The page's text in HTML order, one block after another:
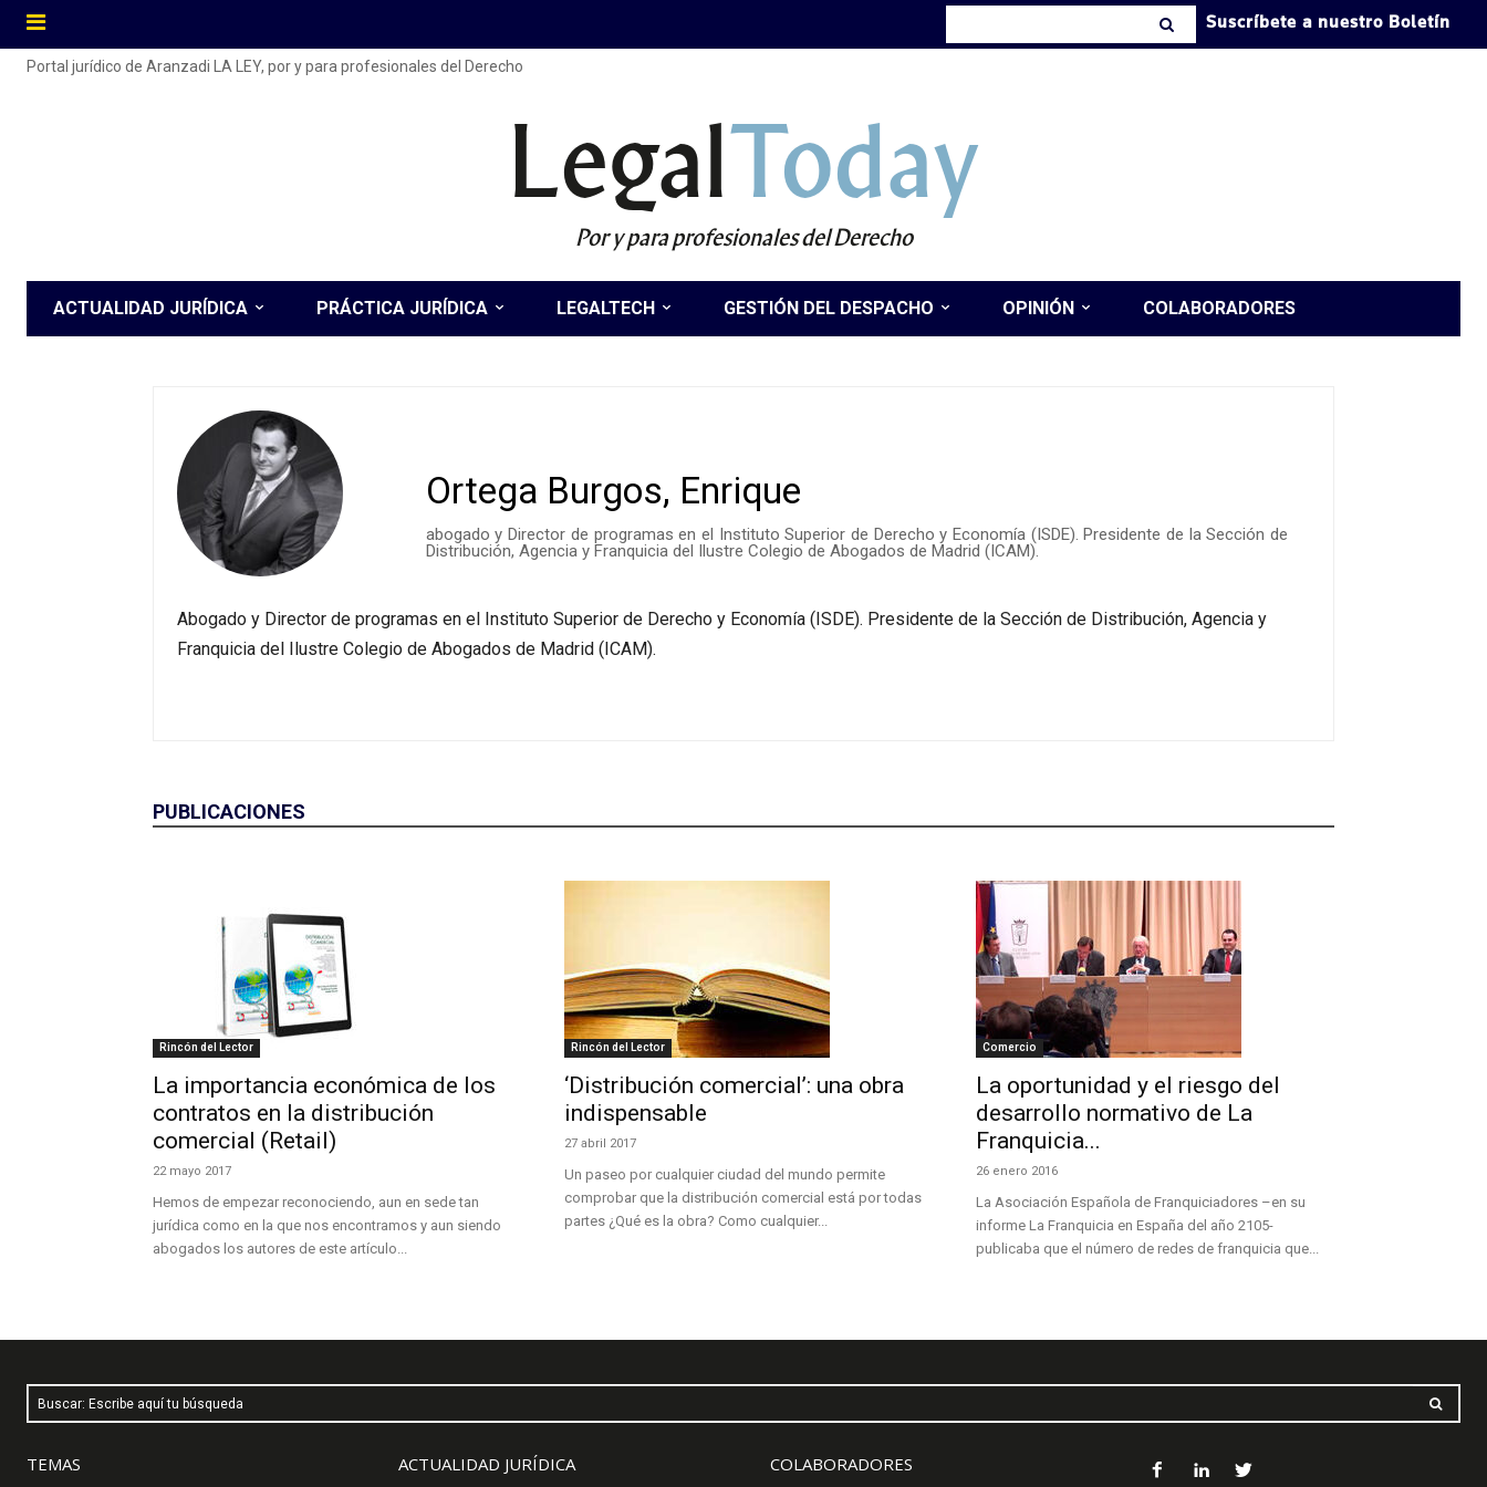
Suscríbete a nuestro Boletín
Portal jurídico de Aranzadi LA LEY, por y para profesionales del Derecho
LegalToday
Por y para profesionales del Derecho
ACTUALIDAD JURÍDICA PRÁCTICA JURÍDICA LEGALTECH GESTIÓN DEL DESPACHO OPINIÓN COLABORADORES
Ortega Burgos, Enrique
abogado y Director de programas en el Instituto Superior de Derecho y Economía (ISDE). Presidente de la Sección de
Distribución, Agencia y Franquicia del Ilustre Colegio de Abogados de Madrid (ICAM).
Abogado y Director de programas en el Instituto Superior de Derecho y Economía (ISDE). Presidente de la Sección de Distribución, Agencia y
Franquicia del Ilustre Colegio de Abogados de Madrid (ICAM).
PUBLICACIONES
Rincón del Lector
La importancia económica de los
contratos en la distribución
comercial (Retail)
22 mayo 2017
Hemos de empezar reconociendo, aun en sede tan
jurídica como en la que nos encontramos y aun siendo
abogados los autores de este artículo...
Rincón del Lector
‘Distribución comercial’: una obra
indispensable
27 abril 2017
Un paseo por cualquier ciudad del mundo permite
comprobar que la distribución comercial está por todas
partes ¿Qué es la obra? Como cualquier...
Comercio
La oportunidad y el riesgo del
desarrollo normativo de La
Franquicia...
26 enero 2016
La Asociación Española de Franquiciadores –en su
informe La Franquicia en España del año 2105-
publicaba que el número de redes de franquicia que...
Buscar: Escribe aquí tu búsqueda
TEMAS ACTUALIDAD JURÍDICA COLABORADORES